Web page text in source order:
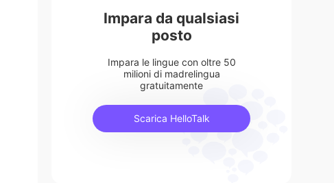
Impara da qualsiasi
posto
Impara le lingue con oltre 50
milioni di madrelingua
gratuitamente
Scarica HelloTalk